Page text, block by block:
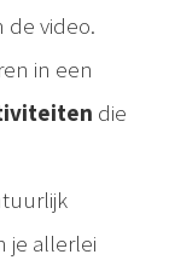
de video.
in een
die
je allerlei